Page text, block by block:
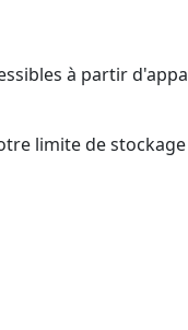
à partir
limite de